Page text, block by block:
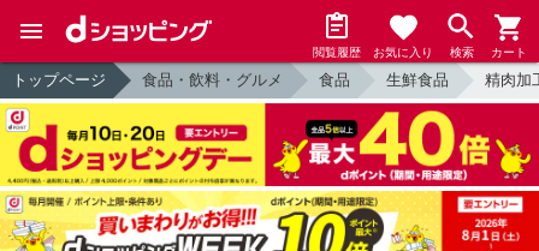
閲覧履歴 お気に入り 検索 カート
トップページ 食品・飲料・グルメ 食品 生鮮食品 精肉加